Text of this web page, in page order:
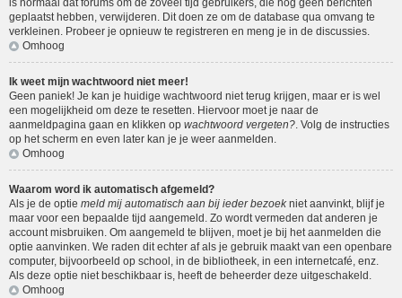
is normaal dat forums om de zoveel tijd gebruikers, die nog geen berichten
geplaatst hebben, verwijderen. Dit doen ze om de database qua omvang te
verkleinen. Probeer je opnieuw te registreren en meng je in de discussies.
Omhoog
Ik weet mijn wachtwoord niet meer!
Geen paniek! Je kan je huidige wachtwoord niet terug krijgen, maar er is wel
een mogelijkheid om deze te resetten. Hiervoor moet je naar de
aanmeldpagina gaan en klikken op wachtwoord vergeten?. Volg de instructies
op het scherm en even later kan je je weer aanmelden.
Omhoog
Waarom word ik automatisch afgemeld?
Als je de optie meld mij automatisch aan bij ieder bezoekniet aanvinkt, blijf je
maar voor een bepaalde tijd aangemeld. Zo wordt vermeden dat anderen je
account misbruiken. Om aangemeld te blijven, moet je bij het aanmelden die
optie aanvinken. We raden dit echter af als je gebruik maakt van een openbare
computer, bijvoorbeeld op school, in de bibliotheek, in een internetcafé, enz.
Als deze optie niet beschikbaar is, heeft de beheerder deze uitgeschakeld.
Omhoog